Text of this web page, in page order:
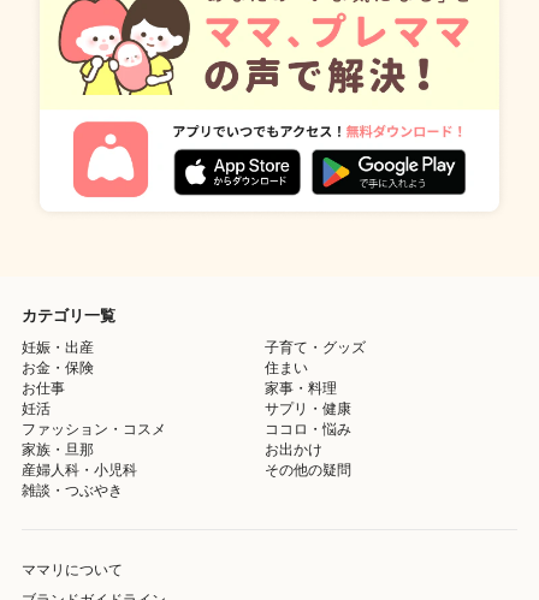
カテゴリ一覧
妊娠・出産
子育て・グッズ
お金・保険
住まい
お仕事
家事・料理
妊活
サプリ・健康
ファッション・コスメ
ココロ・悩み
家族・旦那
お出かけ
産婦人科・小児科
その他の疑問
雑談・つぶやき
ママリについて